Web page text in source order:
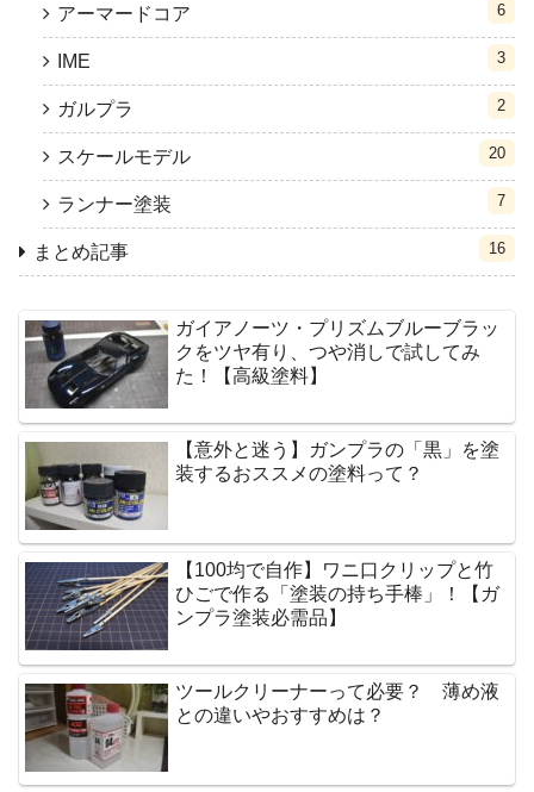
アーマードコア 6
IME 3
ガルプラ 2
スケールモデル 20
ランナー塗装 7
まとめ記事 16
ガイアノーツ・プリズムブルーブラッ
クをツヤ有り、つや消しで試してみ
た！【高級塗料】
【意外と迷う】ガンプラの「黒」を塗
装するおススメの塗料って？
【100均で自作】ワニ口クリップと竹
ひごで作る「塗装の持ち手棒」！【ガ
ンプラ塗装必需品】
ツールクリーナーって必要？ 薄め液
との違いやおすすめは？